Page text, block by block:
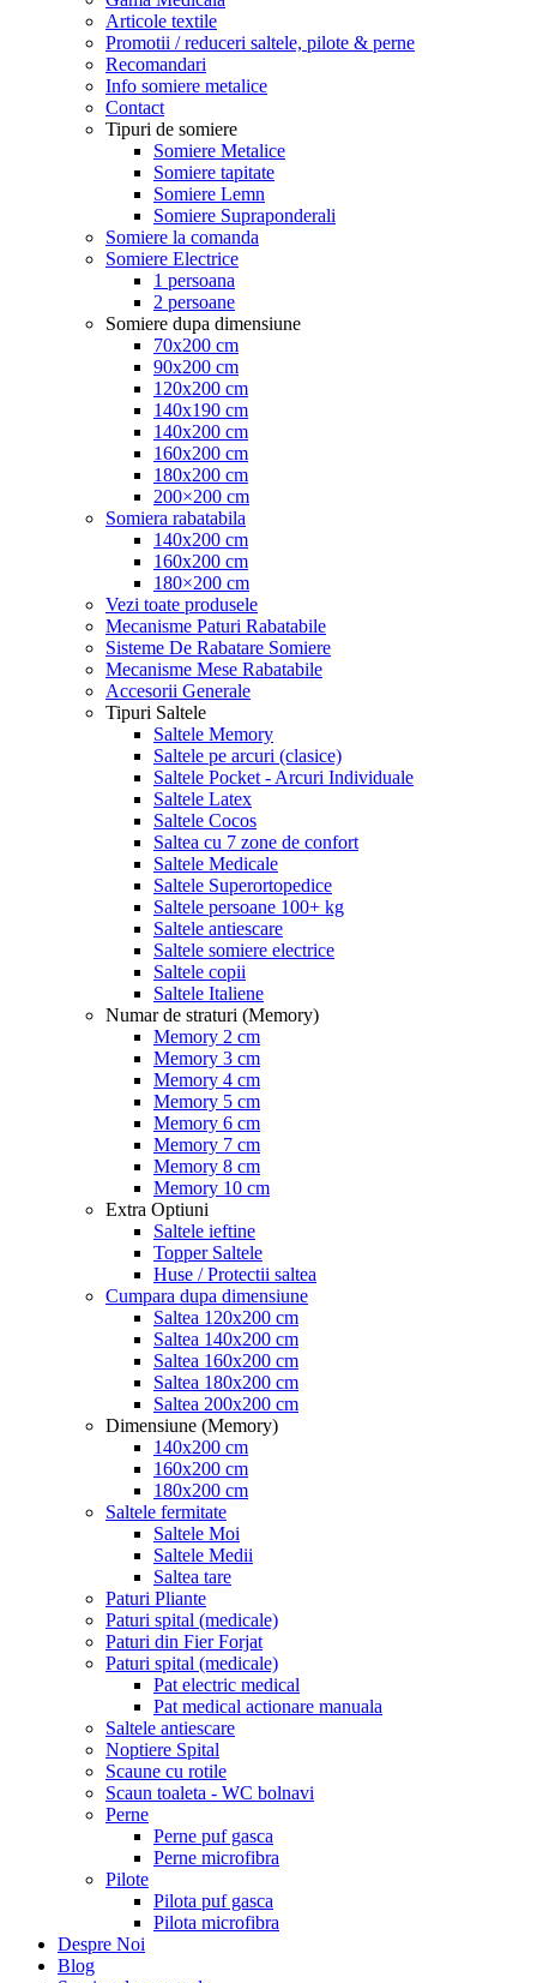
Articole textile
Promotii / reduceri saltele, pilote & perne
Recomandari
Info somiere metalice
Contact
Tipuri de somiere
Somiere Metalice
Somiere tapitate
Somiere Lemn
Somiere Supraponderali
Somiere la comanda
Somiere Electrice
1 persoana
2 persoane
Somiere dupa dimensiune
70x200 cm
90x200 cm
120x200 cm
140x190 cm
140x200 cm
160x200 cm
180x200 cm
200×200 cm
Somiera rabatabila
140x200 cm
160x200 cm
180×200 cm
Vezi toate produsele
Mecanisme Paturi Rabatabile
Sisteme De Rabatare Somiere
Mecanisme Mese Rabatabile
Accesorii Generale
Tipuri Saltele
Saltele Memory
Saltele pe arcuri (clasice)
Saltele Pocket - Arcuri Individuale
Saltele Latex
Saltele Cocos
Saltea cu 7 zone de confort
Saltele Medicale
Saltele Superortopedice
Saltele persoane 100+ kg
Saltele antiescare
Saltele somiere electrice
Saltele copii
Saltele Italiene
Numar de straturi (Memory)
Memory 2 cm
Memory 3 cm
Memory 4 cm
Memory 5 cm
Memory 6 cm
Memory 7 cm
Memory 8 cm
Memory 10 cm
Extra Optiuni
Saltele ieftine
Topper Saltele
Huse / Protectii saltea
Cumpara dupa dimensiune
Saltea 120x200 cm
Saltea 140x200 cm
Saltea 160x200 cm
Saltea 180x200 cm
Saltea 200x200 cm
Dimensiune (Memory)
140x200 cm
160x200 cm
180x200 cm
Saltele fermitate
Saltele Moi
Saltele Medii
Saltea tare
Paturi Pliante
Paturi spital (medicale)
Paturi din Fier Forjat
Paturi spital (medicale)
Pat electric medical
Pat medical actionare manuala
Saltele antiescare
Noptiere Spital
Scaune cu rotile
Scaun toaleta - WC bolnavi
Perne
Perne puf gasca
Perne microfibra
Pilote
Pilota puf gasca
Pilota microfibra
Despre Noi
Blog